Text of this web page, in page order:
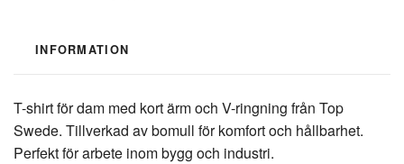
INFORMATION
T-shirt för dam med kort ärm och V-ringning från Top
Swede. Tillverkad av bomull för komfort och hållbarhet.
Perfekt för arbete inom bygg och industri.